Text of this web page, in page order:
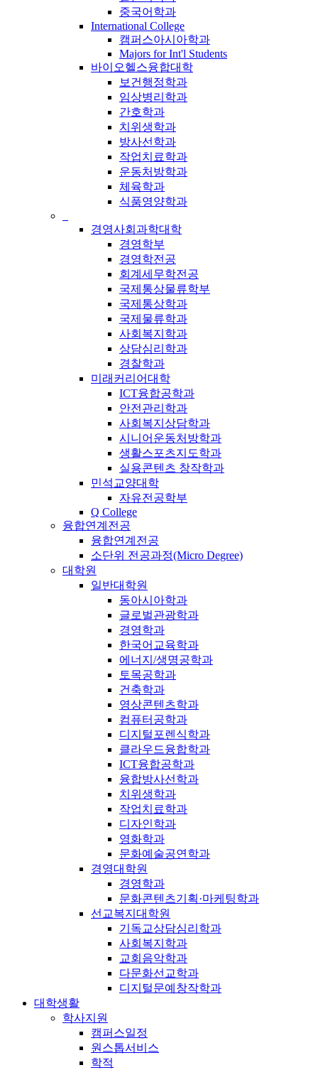
중국어학과
International College
캠퍼스아시아학과
Majors for Int'l Students
바이오헬스융합대학
보건행정학과
임상병리학과
간호학과
치위생학과
방사선학과
작업치료학과
운동처방학과
체육학과
식품영양학과
경영사회과학대학
경영학부
경영학전공
회계세무학전공
국제통상물류학부
국제통상학과
국제물류학과
사회복지학과
상담심리학과
경찰학과
미래커리어대학
ICT융합공학과
안전관리학과
사회복지상담학과
시니어운동처방학과
생활스포츠지도학과
실용콘텐츠 창작학과
민석교양대학
자유전공학부
Q College
융합연계전공
융합연계전공
소단위 전공과정(Micro Degree)
대학원
일반대학원
동아시아학과
글로벌관광학과
경영학과
한국어교육학과
에너지/생명공학과
토목공학과
건축학과
영상콘텐츠학과
컴퓨터공학과
디지털포렌식학과
클라우드융합학과
ICT융합공학과
융합방사선학과
치위생학과
작업치료학과
디자인학과
영화학과
문화예술공연학과
경영대학원
경영학과
문화콘텐츠기획·마케팅학과
선교복지대학원
기독교상담심리학과
사회복지학과
교회음악학과
다문화선교학과
디지털문예창작학과
대학생활
학사지원
캠퍼스일정
원스톱서비스
학적